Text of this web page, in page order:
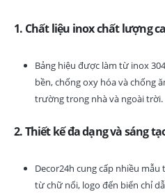
1. Chất liệu inox chất lượng
Bảng hiệu được làm từ inox
bền, chống oxy hóa và chống
trường trong nhà và ngoài trời.
2. Thiết kế đa dạng và sáng
Decor24h cung cấp nhiều
từ chữ nổi, logo đến biển chỉ